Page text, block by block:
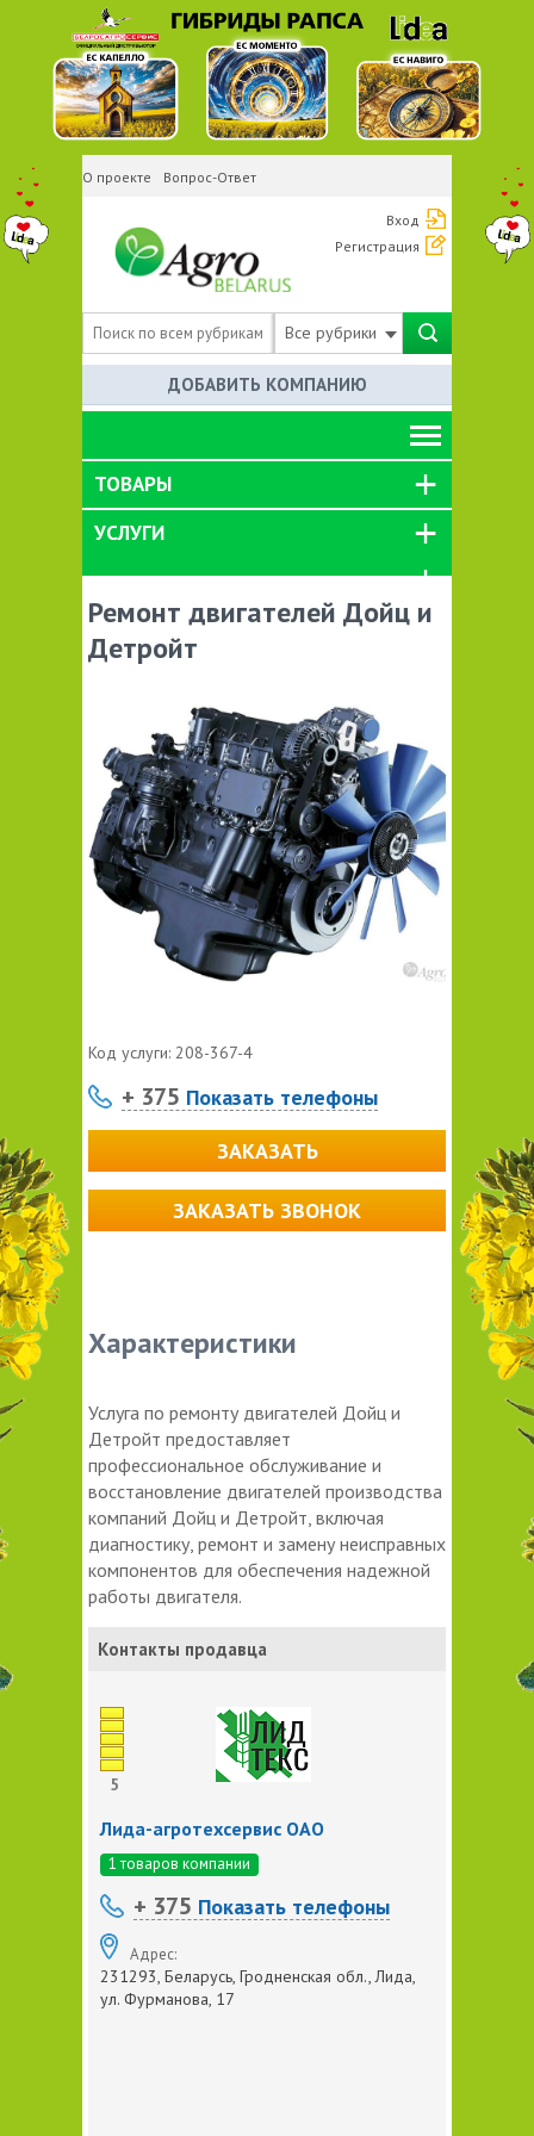
О проекте Вопрос-Ответ
Вход
Регистрация
Все рубрики
ДОБАВИТЬ КОМПАНИЮ
ТОВАРЫ
УСЛУГИ
Ремонт двигателей Дойц и
Детройт
Код услуги: 208-367-4
+ 375 Показать телефоны
ЗАКАЗАТЬ
ЗАКАЗАТЬ ЗВОНОК
Характеристики
Услуга по ремонту двигателей Дойц и
Детройт предоставляет
профессиональное обслуживание и
восстановление двигателей производства
компаний Дойц и Детройт, включая
диагностику, ремонт и замену неисправных
компонентов для обеспечения надежной
работы двигателя.
Контакты продавца
5
Лида-агротехсервис ОАО
1 товаров компании
+ 375 Показать телефоны
Адрес:
231293, Беларусь, Гродненская обл., Лида,
ул. Фурманова, 17